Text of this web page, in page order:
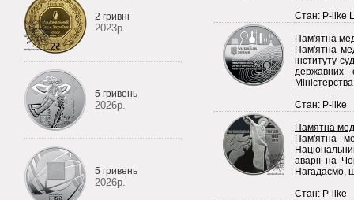
2 гривні
2023р.
5 гривень
2026р.
5 гривень
2026р.
Стан: P-like
Пам'ятна
Пам'ятна
інституту
державних
Стан: P-like
Памятна
Пам'ятна
аварії на
Нагадаємо,
Стан: P-like